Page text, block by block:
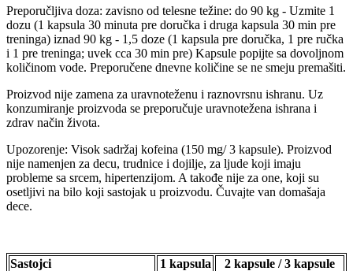
Preporučljiva doza: zavisno od telesne težine: do 90 kg - Uzmite 1
dozu (1 kapsula 30 minuta pre doručka i druga kapsula 30 min pre
treninga) iznad 90 kg - 1,5 doze (1 kapsula pre doručka, 1 pre ručka
i 1 pre treninga; uvek cca 30 min pre) Kapsule popijte sa dovoljnom
količinom vode. Preporučene dnevne količine se ne smeju premašiti.
Proizvod nije zamena za uravnoteženu i raznovrsnu ishranu. Uz
konzumiranje proizvoda se preporučuje uravnotežena ishrana i
zdrav način života.
Upozorenje: Visok sadržaj kofeina (150 mg/ 3 kapsule). Proizvod
nije namenjen za decu, trudnice i dojilje, za ljude koji imaju
probleme sa srcem, hipertenzijom. A takođe nije za one, koji su
osetljivi na bilo koji sastojak u proizvodu. Čuvajte van domašaja
dece.
Sastojci 1 kapsula
2 kapsule / 3 kapsule